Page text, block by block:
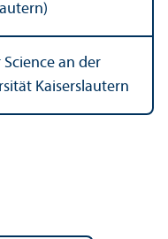
an der
Kaiserslautern